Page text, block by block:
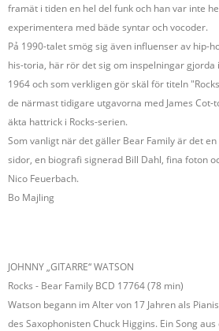
framät i tiden en hel del funk och han var inte
experimentera med bäde syntar och vocoder.
Pả 1990-talet smög sig även influenser av hip-
his-toria, här rör det sig om inspelningar gjorda
1964 och som verkligen gör skäl för titeln
de närmast tidigare utgavorna med James Cot-
äkta hattrick i Rocks-serien.
Som vanligt när det gäller Bear Family är det
sidor, en biografi signerad Bill Dahl, fina foton
Nico Feuerbach.
Bo Majling
JOHNNY „GITARRE“ WATSON
Rocks - Bear Family BCD 17764 (78 min)
Watson begann im Alter von 17 Jahren als
des Saxophonisten Chuck Higgins. Ein Song